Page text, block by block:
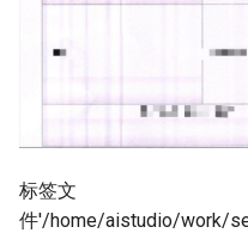
标签文
件'/home/aistudio/work/